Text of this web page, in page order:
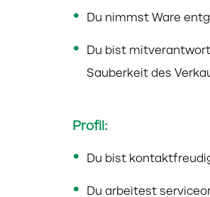
Du nimmst Ware
Du bist
Sauberkeit des
Profil:
Du bist
Du arbeitest